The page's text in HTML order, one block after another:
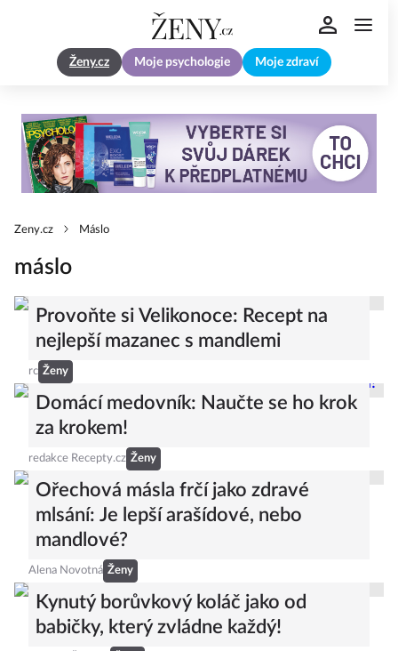
Ženy.cz Moje psychologie Moje zdraví
Zeny.cz Máslo
máslo
Provoňte si Velikonoce: Recept na
nejlepší mazanec s mandlemi
rc Ženy
Domácí medovník: Naučte se ho krok
za krokem!
redakce Recepty.cz Ženy
Ořechová másla frčí jako zdravé
mlsání: Je lepší arašídové, nebo
mandlové?
Alena Novotná Ženy
Kynutý borůvkový koláč jako od
babičky, který zvládne každý!